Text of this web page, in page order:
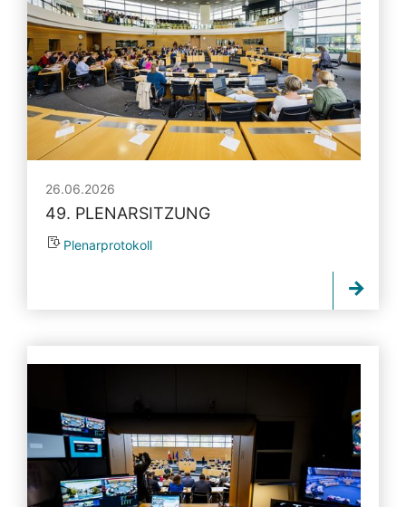
26.06.2026
49. PLENARSITZUNG
Plenarprotokoll